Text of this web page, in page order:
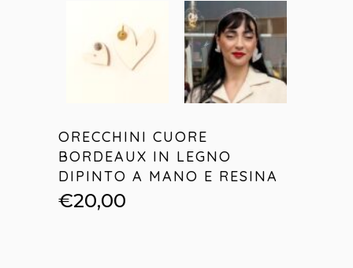
ORECCHINI CUORE
BORDEAUX IN LEGNO
DIPINTO A MANO E RESINA
€20,00